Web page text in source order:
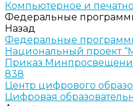
Компьютерное и
Федеральные
Назад
Федеральные
Национальный проект
Приказ
838
Центр цифрового
Цифровая